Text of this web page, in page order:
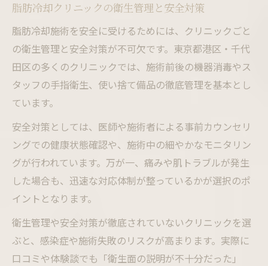
脂肪冷却クリニックの衛生管理と安全対策
脂肪冷却施術を安全に受けるためには、クリニックごと
の衛生管理と安全対策が不可欠です。東京都港区・千代
田区の多くのクリニックでは、施術前後の機器消毒やス
タッフの手指衛生、使い捨て備品の徹底管理を基本とし
ています。
安全対策としては、医師や施術者による事前カウンセリ
ングでの健康状態確認や、施術中の細やかなモニタリン
グが行われています。万が一、痛みや肌トラブルが発生
した場合も、迅速な対応体制が整っているかが選択のポ
イントとなります。
衛生管理や安全対策が徹底されていないクリニックを選
ぶと、感染症や施術失敗のリスクが高まります。実際に
口コミや体験談でも「衛生面の説明が不十分だった」